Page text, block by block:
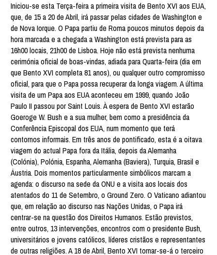
Iniciou-se esta Terça-feira a primeira visita de Bento XVI aos EUA,
que, de 15 a 20 de Abril, irá passar pelas cidades de Washington e
de Nova Iorque. O Papa partiu de Roma poucos minutos depois da
hora marcada e a chegada a Washington está prevista para as
16h00 locais, 21h00 de Lisboa. Hoje não está prevista nenhuma
cerimónia oficial de boas-vindas, adiada para Quarta-feira (dia em
que Bento XVI completa 81 anos), ou qualquer outro compromisso
oficial, para que o Papa possa recuperar da longa viagem. A última
visita de um Papa aos EUA aconteceu em 1999, quando João
Paulo II passou por Saint Louis. À espera de Bento XVI estarão
Goeroge W. Bush e a sua mulher, bem como a presidência da
Conferência Episcopal dos EUA, num momento que terá
contornos informais. Em três anos de pontificado, esta é a oitava
viagem do actual Papa fora da Itália, depois da Alemanha
(Colónia), Polónia, Espanha, Alemanha (Baviera), Turquia, Brasil e
Áustria. Dois momentos particularmente simbólicos marcam a
agenda: o discurso na sede da ONU e a visita aos locais dos
atentados do 11 de Setembro, o Ground Zero. O Vaticano adiantou
que, em relação ao discurso nas Nações Unidas, o Papa irá
centrar-se na questão dos Direitos Humanos. Estão previstos,
entre outros, 13 intervenções, encontros com o presidente Bush,
universitários e jovens católicos, líderes cristãos e representantes
de outras religiões. A 18 de Abril, Bento XVI tornar-se-á o terceiro